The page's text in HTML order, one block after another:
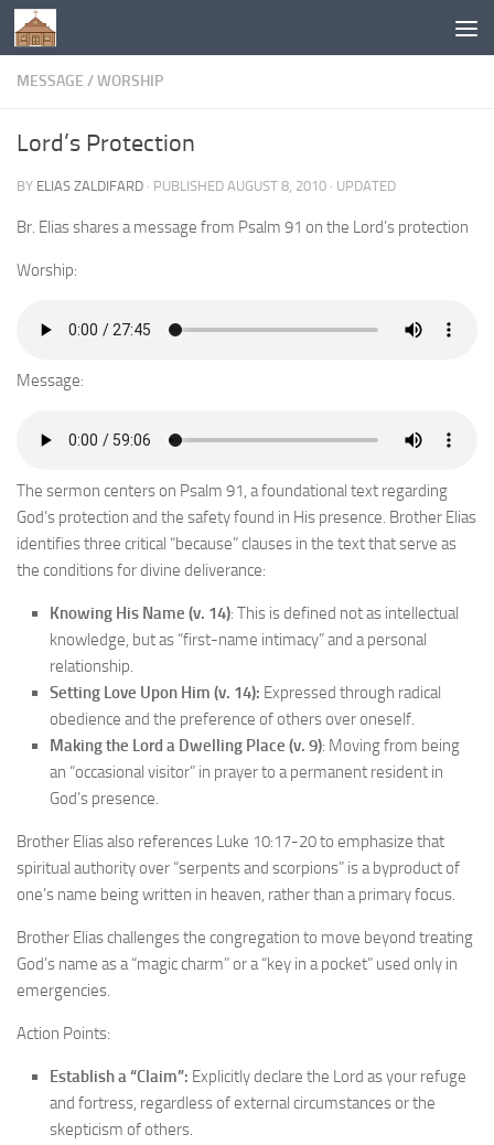
Below content
MESSAGE /WORSHIP
Lord’s Protection
BY ELIAS ZALDIFARD · PUBLISHED AUGUST 8, 2010 · UPDATED
Br. Elias shares a message from Psalm 91 on the Lord’s protection
Worship:
Message:
The sermon centers on Psalm 91, a foundational text regarding
God’s protection and the safety found in His presence. Brother Elias
identifies three critical “because” clauses in the text that serve as
the conditions for divine deliverance:
Knowing His Name (v. 14): This is defined not as intellectual
knowledge, but as “first-name intimacy” and a personal
relationship.
Setting Love Upon Him (v. 14): Expressed through radical
obedience and the preference of others over oneself.
Making the Lord a Dwelling Place (v. 9): Moving from being
an “occasional visitor” in prayer to a permanent resident in
God’s presence.
Brother Elias also references Luke 10:17-20 to emphasize that
spiritual authority over “serpents and scorpions” is a byproduct of
one’s name being written in heaven, rather than a primary focus.
Brother Elias challenges the congregation to move beyond treating
God’s name as a “magic charm” or a “key in a pocket” used only in
emergencies.
Action Points:
Establish a “Claim”: Explicitly declare the Lord as your refuge
and fortress, regardless of external circumstances or the
skepticism of others.